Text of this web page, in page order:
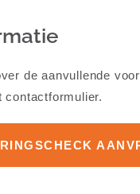
de aanvullende
contactformulier.